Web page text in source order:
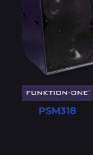
PSM318